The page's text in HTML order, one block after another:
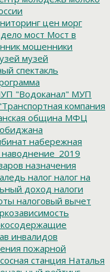
цен морг
мост Мост в
мошенники
музей
спектакль
"Водоканал" МУП
компания
община МФЦ
набережная
наводнение_2019
назначения
налог налог на
доход налоги
налоговый вычет
инвалидов
пожарной
станция Наталья